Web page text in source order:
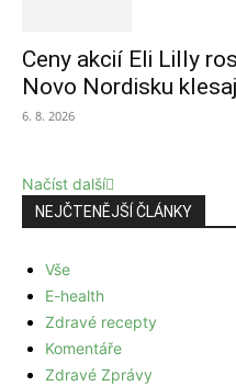
Ceny akcií Eli Lilly
Novo Nordisku
6. 8. 2026
Načíst další
NEJČTENĚJŠÍ ČLÁNKY
Vše
E-health
Zdravé recepty
Komentáře
Zdravé Zprávy